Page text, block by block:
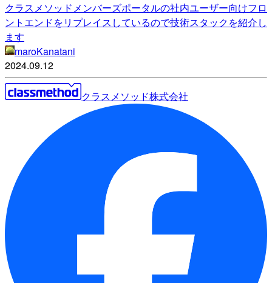
クラスメソッドメンバーズポータルの社内ユーザー向けフロ
ントエンドをリプレイスしているので技術スタックを紹介し
ます
maroKanatani
2024.09.12
クラスメソッド株式会社